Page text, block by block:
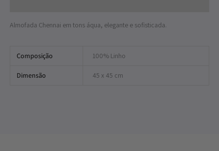
Almofada Chennai em tons áqua, elegante e sofisticada.
Composição 100% Linho
Dimensão 45 x 45 cm